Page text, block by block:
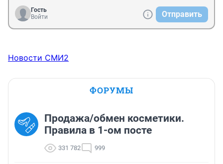
Гость
Войти
Отправить
Новости СМИ2
ФОРУМЫ
Продажа/обмен косметики.
Правила в 1-ом посте
331 782 999